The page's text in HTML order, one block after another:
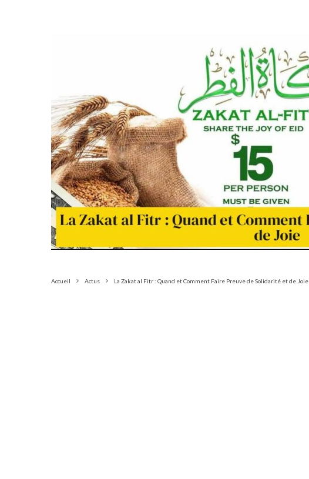
Accueil Actus La Zakat al Fitr : Quand et Comment Faire Preuve de Solidarité et de Joie